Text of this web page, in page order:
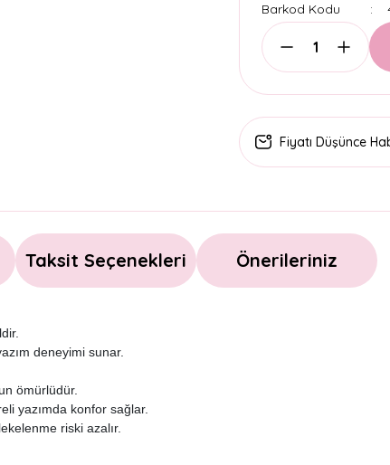
Barkod Kodu
Fiyatı Düşünce
Taksit Seçenekleri Önerileriniz
deneyimi sunar.
ömürlüdür.
yazımda konfor sağlar.
riski azalır.